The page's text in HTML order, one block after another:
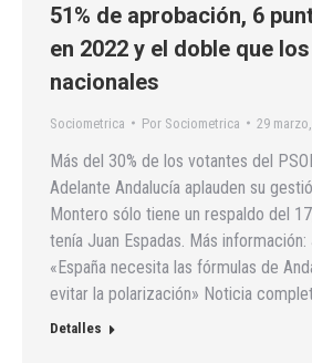
51% de aprobación, 6
en 2022 y el doble que
nacionales
Sociometrica Por Sociometrica 29
Más del 30% de los votantes del
Adelante Andalucía aplauden su
Montero sólo tiene un respaldo del
tenía Juan Espadas. Más
«España necesita las fórmulas de
evitar la polarización» Noticia
Detalles